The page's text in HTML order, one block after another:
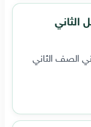
الصف الثاني